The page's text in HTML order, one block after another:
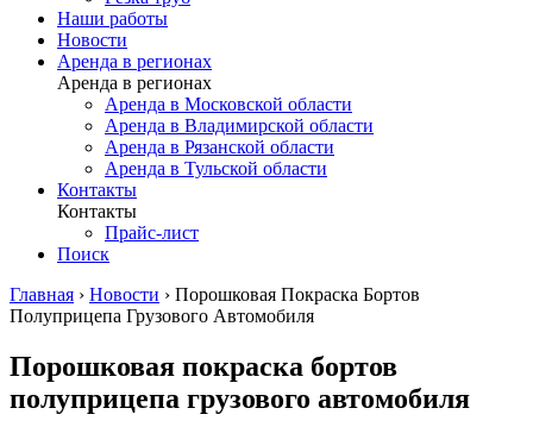
Наши работы
Новости
Аренда в регионах
Аренда в регионах
Аренда в Московской области
Аренда в Владимирской области
Аренда в Рязанской области
Аренда в Тульской области
Контакты
Контакты
Прайс-лист
Поиск
Главная › Новости › Порошковая Покраска Бортов
Полуприцепа Грузового Автомобиля
Порошковая покраска бортов
полуприцепа грузового автомобиля